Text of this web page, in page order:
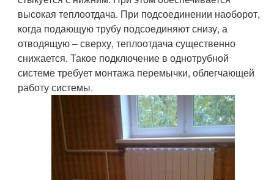
высокая теплоотдача. При подсоединении наоборот,
когда подающую трубу подсоединяют снизу, а
отводящую – сверху, теплоотдача существенно
снижается. Такое подключение в однотрубной
системе требует монтажа перемычки, облегчающей
работу системы.